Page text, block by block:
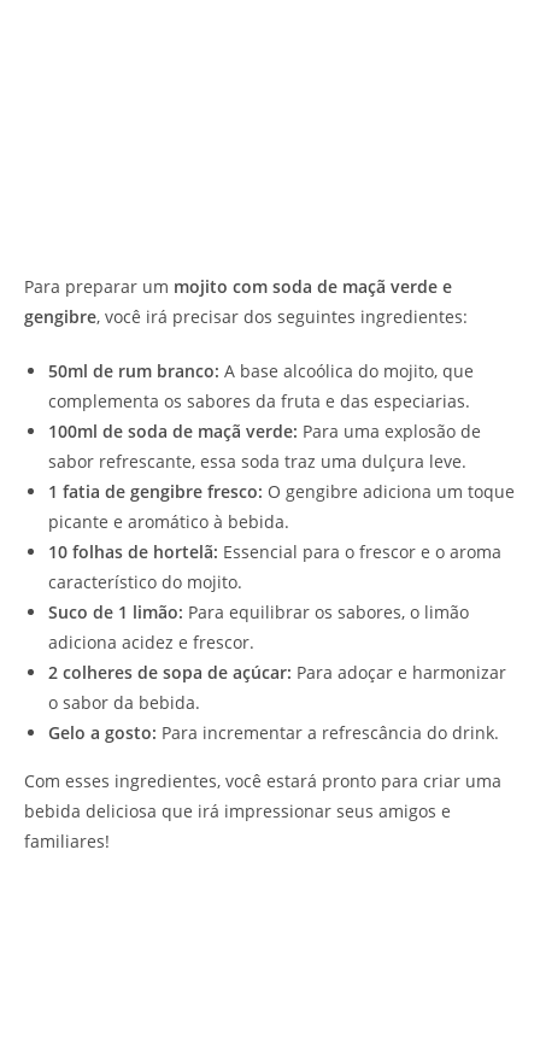
Para preparar um mojito com soda de maçã verde e
gengibre, você irá precisar dos seguintes ingredientes:
50ml de rum branco: A base alcoólica do mojito, que
complementa os sabores da fruta e das especiarias.
100ml de soda de maçã verde: Para uma explosão de
sabor refrescante, essa soda traz uma dulçura leve.
1 fatia de gengibre fresco: O gengibre adiciona um toque
picante e aromático à bebida.
10 folhas de hortelã: Essencial para o frescor e o aroma
característico do mojito.
Suco de 1 limão: Para equilibrar os sabores, o limão
adiciona acidez e frescor.
2 colheres de sopa de açúcar: Para adoçar e harmonizar
o sabor da bebida.
Gelo a gosto: Para incrementar a refrescância do drink.
Com esses ingredientes, você estará pronto para criar uma
bebida deliciosa que irá impressionar seus amigos e
familiares!